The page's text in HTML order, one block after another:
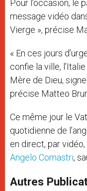
Pour l’occasion, le
message vidéo
Vierge », précise
« En ces jours
confie la ville,
Mère de Dieu,
précise Matteo
Ce même jour le
quotidienne de
en direct, par
Angelo Comastri,
Autres